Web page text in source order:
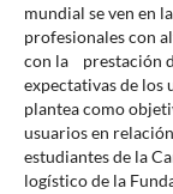
mundial se ven en
profesionales con
con la prestación
expectativas de los
plantea como
usuarios en
estudiantes de la
logístico de la